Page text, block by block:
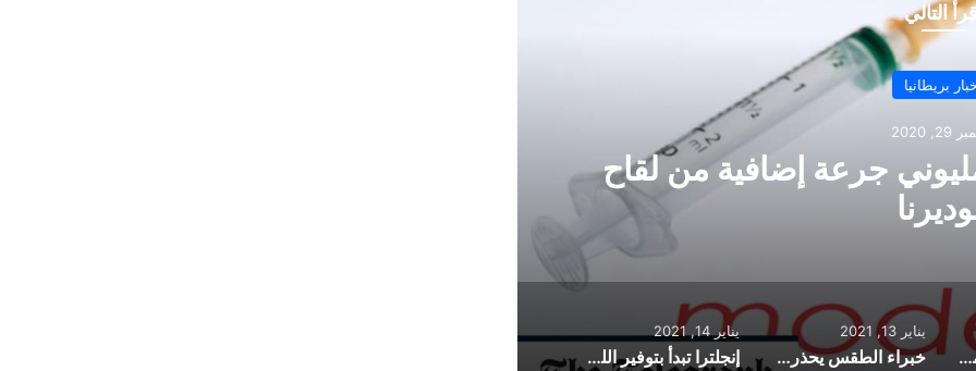
التالي
جرعة إضافية من لقاح
المملكة المتحدة تؤمن مليوني جرعة إضافية من لقاح موديرنا
يناير 13, 2021
خبراء الطقس يحذرون من أجواء مثلجة اليوم في إنجلترا واسكتلندا
يناير 14, 2021
إنجلترا تبدأ بتوفير اللقاحات في الصيدليات العامة